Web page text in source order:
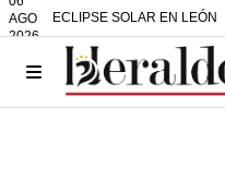
AGO
2026
ECLIPSE SOLAR EN LEÓN